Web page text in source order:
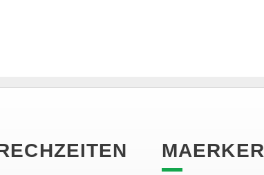
MAERKER